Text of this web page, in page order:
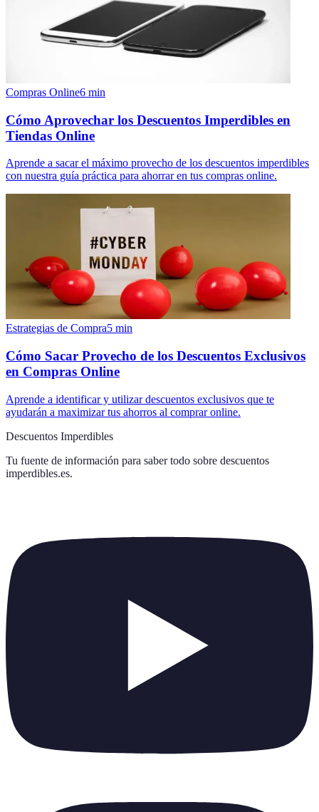
Compras Online6 min
Cómo Aprovechar los Descuentos Imperdibles en
Tiendas Online
Aprende a sacar el máximo provecho de los descuentos imperdibles
con nuestra guía práctica para ahorrar en tus compras online.
Estrategias de Compra5 min
Cómo Sacar Provecho de los Descuentos Exclusivos
en Compras Online
Aprende a identificar y utilizar descuentos exclusivos que te
ayudarán a maximizar tus ahorros al comprar online.
Descuentos Imperdibles
Tu fuente de información para saber todo sobre descuentos
imperdibles.es.